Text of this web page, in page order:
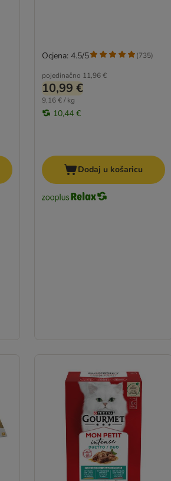
pojedinačno 11,96 €
10,99 €
9,16 € / kg
10,44 €
Ocjena: 4.5/5 (735)
Dodaj u košaricu